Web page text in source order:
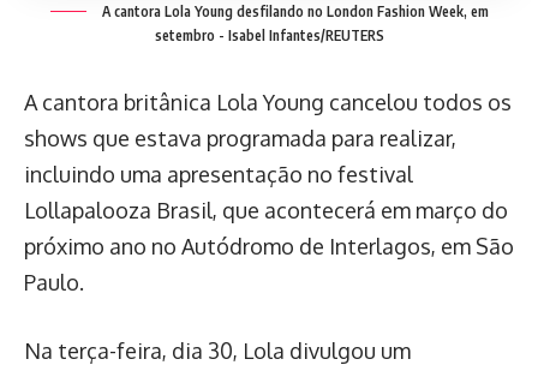
A cantora Lola Young desfilando no London Fashion Week, em
setembro - Isabel Infantes/REUTERS
A cantora britânica Lola Young cancelou todos os
shows que estava programada para realizar,
incluindo uma apresentação no festival
Lollapalooza Brasil, que acontecerá em março do
próximo ano no Autódromo de Interlagos, em São
Paulo.
Na terça-feira, dia 30, Lola divulgou um